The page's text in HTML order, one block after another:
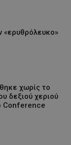
χωρίς το
δεξιού χεριού
Conference